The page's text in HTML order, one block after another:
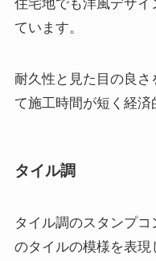
住宅地でも洋風デザ
ています。
耐久性と見た目の良
て施工時間が短く経済
タイル調
タイル調のスタンプ
のタイルの模様を表